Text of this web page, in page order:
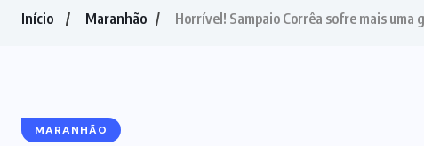
Início Maranhão Horrível! Sampaio Corrêa sofre mais uma
MARANHÃO